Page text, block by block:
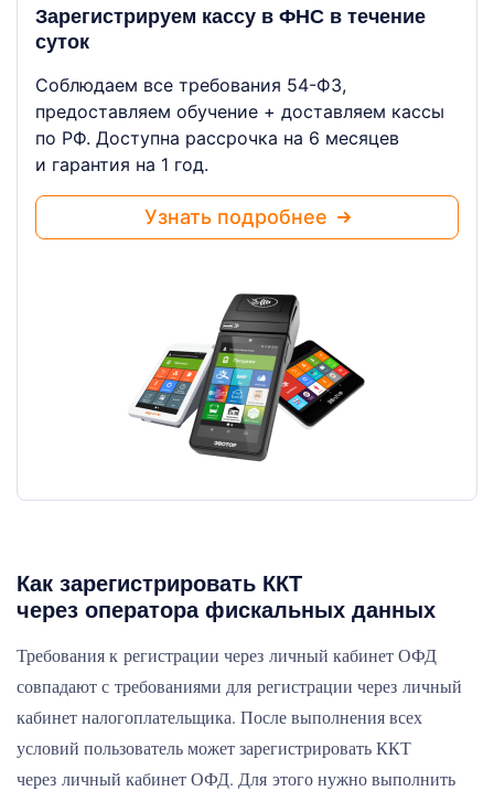
Зарегистрируем кассу в ФНС в течение
суток
Соблюдаем все требования 54-ФЗ,
предоставляем обучение + доставляем кассы
по РФ. Доступна рассрочка на 6 месяцев
и гарантия на 1 год.
Узнать подробнее
Как зарегистрировать ККТ
через оператора фискальных данных
Требования к регистрации через личный кабинет ОФД
совпадают с требованиями для регистрации через личный
кабинет налогоплательщика. После выполнения всех
условий пользователь может зарегистрировать ККТ
через личный кабинет ОФД. Для этого нужно выполнить